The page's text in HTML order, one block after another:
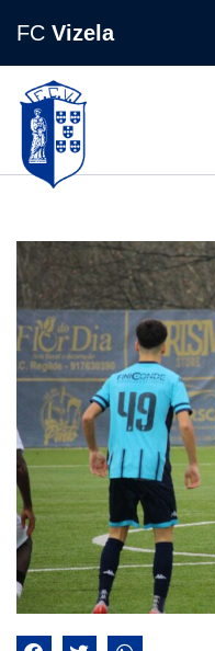
FC Vizela